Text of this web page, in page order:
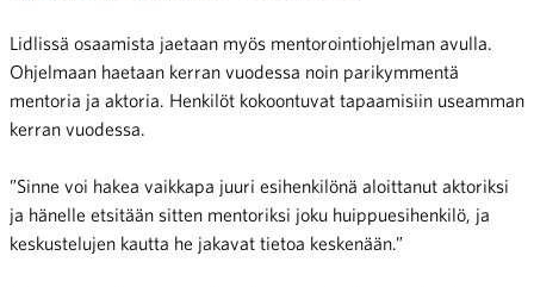
Lidlissä osaamista jaetaan myös mentorointiohjelman avulla.
Ohjelmaan haetaan kerran vuodessa noin parikymmentä
mentoria ja aktoria. Henkilöt kokoontuvat tapaamisiin useamman
kerran vuodessa.
”Sinne voi hakea vaikkapa juuri esihenkilönä aloittanut aktoriksi
ja hänelle etsitään sitten mentoriksi joku huippuesihenkilö, ja
keskustelujen kautta he jakavat tietoa keskenään.”